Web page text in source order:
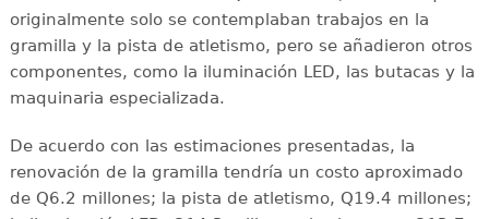
originalmente solo se contemplaban trabajos en la
gramilla y la pista de atletismo, pero se añadieron otros
componentes, como la iluminación LED, las butacas y la
maquinaria especializada.
De acuerdo con las estimaciones presentadas, la
renovación de la gramilla tendría un costo aproximado
de Q6.2 millones; la pista de atletismo, Q19.4 millones;